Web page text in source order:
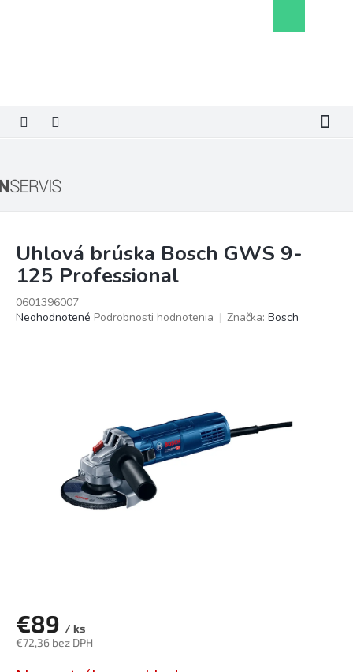
košík
Uhlová brúska Bosch GWS 9-
125 Professional
0601396007
Priemerné
Neohodnotené Podrobnosti hodnotenia Značka: Bosch
€89 / ks
€72,36 bez DPH